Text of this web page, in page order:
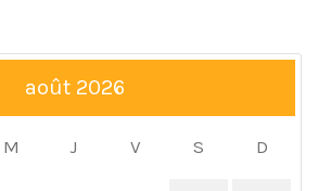
août 2026
M J V S D